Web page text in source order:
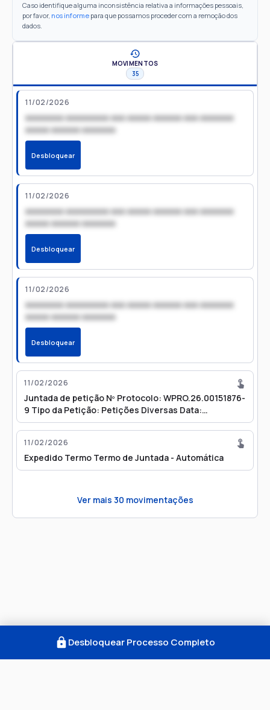
Caso identifique alguma inconsistência relativa a informações pessoais,
por favor, nos informe para que possamos proceder com a remoção dos
dados.
MOVIMENTOS
35
11/02/2026
xxxxxxxx xxxxxxxxx xxx xxxxx xxxxxx xxx xxxxxxx
xxxxx xxxxxx xxxxxxx
Desbloquear
11/02/2026
xxxxxxxx xxxxxxxxx xxx xxxxx xxxxxx xxx xxxxxxx
xxxxx xxxxxx xxxxxxx
Desbloquear
11/02/2026
xxxxxxxx xxxxxxxxx xxx xxxxx xxxxxx xxx xxxxxxx
xxxxx xxxxxx xxxxxxx
Desbloquear
11/02/2026
Juntada de petição Nº Protocolo: WPRO.26.00151876-
9 Tipo da Petição: Petições Diversas Data:
11/02/2026 07:51
11/02/2026
Expedido Termo Termo de Juntada - Automática
Ver mais 30 movimentações
Desbloquear Processo Completo